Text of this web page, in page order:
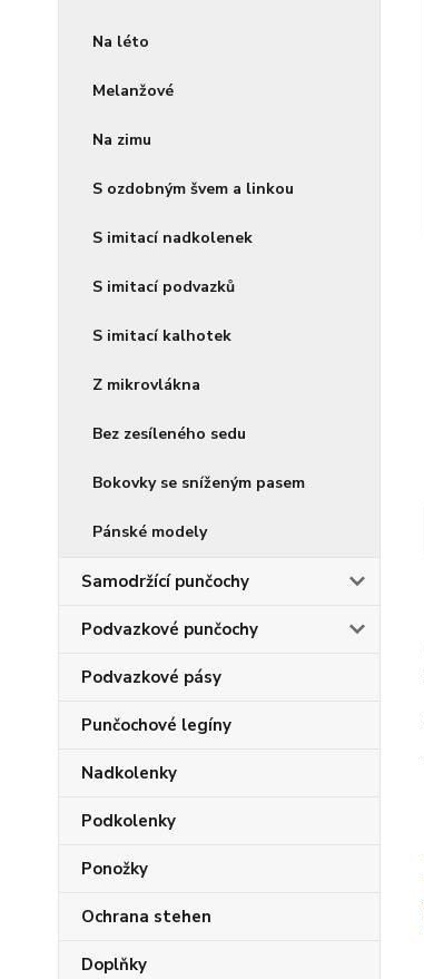
Na léto
Melanžové
Na zimu
S ozdobným švem a linkou
S imitací nadkolenek
S imitací podvazků
S imitací kalhotek
Z mikrovlákna
Bez zesíleného sedu
Bokovky se sníženým pasem
Pánské modely
Samodržící punčochy
Podvazkové punčochy
Podvazkové pásy
Punčochové legíny
Nadkolenky
Podkolenky
Ponožky
Ochrana stehen
Doplňky